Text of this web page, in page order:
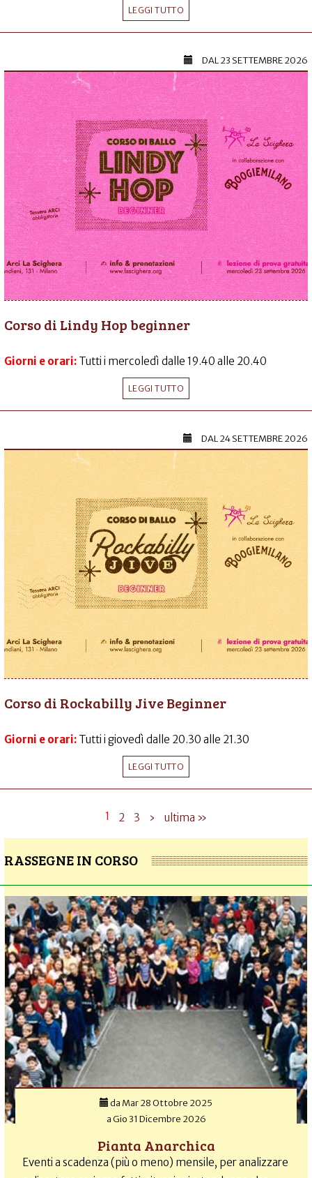
LEGGI TUTTO
DAL23 SETTEMBRE 2026
Corso di Lindy Hop beginner
Giorni e orari: Tutti i mercoledì dalle 19.40 alle 20.40
LEGGI TUTTO
DAL24 SETTEMBRE 2026
Corso di Rockabilly Jive Beginner
Giorni e orari: Tutti i giovedì dalle 20.30 alle 21.30
LEGGI TUTTO
1 2 3 › ultima »
RASSEGNE IN CORSO
da Mar 28 Ottobre 2025
aGio 31 Dicembre 2026
Pianta Anarchica
Eventi a scadenza (più o meno) mensile, per analizzare